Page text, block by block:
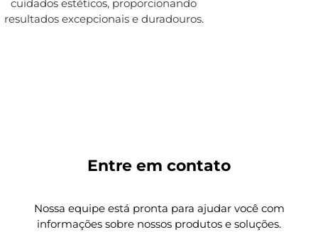
cuidados estéticos, proporcionando
resultados excepcionais e duradouros.
Entre em contato
Nossa equipe está pronta para ajudar você com
informações sobre nossos produtos e soluções.